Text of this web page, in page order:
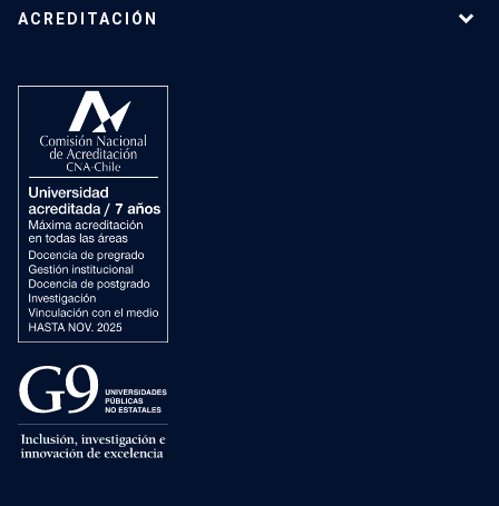
ACREDITACIÓN